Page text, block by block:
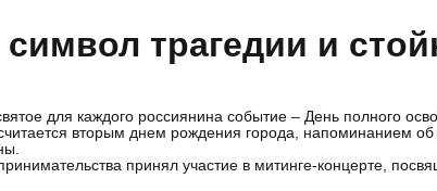
трагедии и
для каждого россиянина событие – День полного
вторым днем рождения города, напоминанием об
принял участие в митинге-концерте,